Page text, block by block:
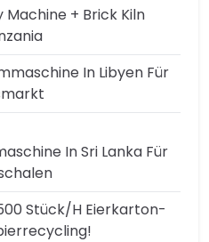
+ Brick Kiln
In Libyen Für
In Sri Lanka Für
Stück/h Eierkarton-